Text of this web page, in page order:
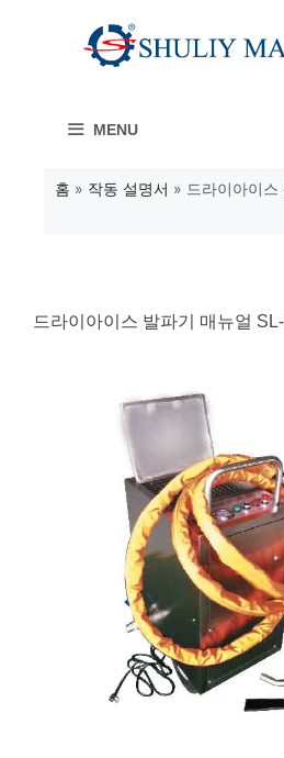
MENU
홈 » 작동 설명서 » 드라이아이
드라이아이스 발파기 매뉴얼